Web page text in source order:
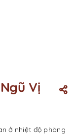
Vị
ở nhiệt độ phòng